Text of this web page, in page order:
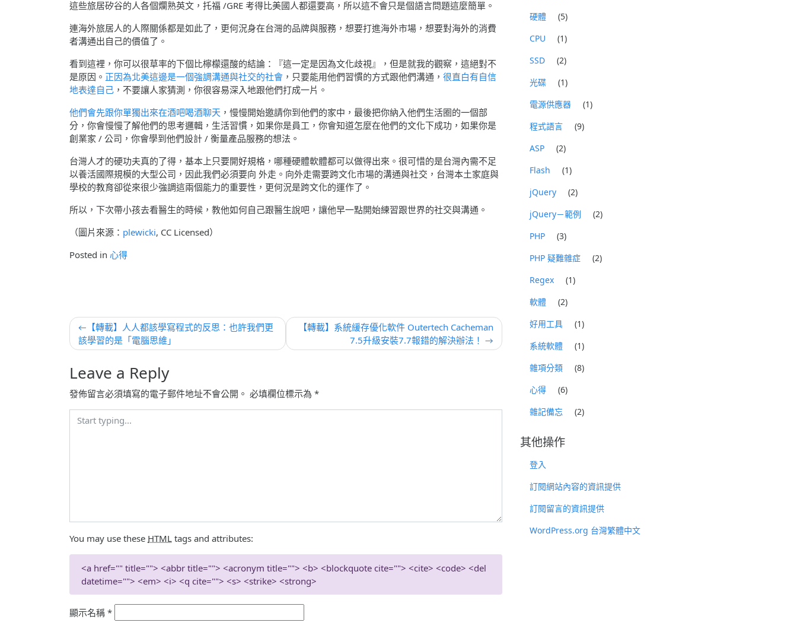
這些旅居矽谷的人各個爛熟英文，托福 /GRE 考得比美國人都還要高，所以這不會只是個語言問題這麼簡單。
連海外旅居人的人際關係都是如此了，更何況身在台灣的品牌與服務，想要打進海外市場，想要對海外的消費
者溝通出自己的價值了。
看到這裡，你可以很草率的下個比檸檬還酸的結論：『這一定是因為文化歧視』，但是就我的觀察，這絕對不
是原因。 正因為北美這邊是一個強調溝通與社交的社會 ，只要能用他們習慣的方式跟他們溝通， 很直白有自信
地表達自己 ，不要讓人家猜測，你很容易深入地跟他們打成一片。
他們會先跟你單獨出來在酒吧喝酒聊天 ，慢慢開始邀請你到他們的家中，最後把你納入他們生活圈的一個部
分，你會慢慢了解他們的思考邏輯，生活習慣，如果你是員工，你會知道怎麼在他們的文化下成功，如果你是
創業家 / 公司，你會學到他們設計 / 衡量產品服務的想法。
台灣人才的硬功夫真的了得，基本上只要開好規格，哪種硬體軟體都可以做得出來。很可惜的是台灣內需不足
以養活國際規模的大型公司，因此我們必須要向 外走。向外走需要跨文化市場的溝通與社交，台灣本土家庭與
學校的教育卻從來很少強調這兩個能力的重要性，更何況是跨文化的運作了。
所以，下次帶小孩去看醫生的時候，教他如何自己跟醫生說吧，讓他早一點開始練習跟世界的社交與溝通。
（圖片來源： plewicki, CC Licensed）
Posted in 心得
文
章
導
覽
【轉載】人人都該學寫程式的反思：也許我們更
該學習的是「電腦思維」
【轉載】系統緩存優化軟件 Outertech Cacheman
7.5升級安裝7.7報錯的解決辦法！
Leave a Reply
發佈留言必須填寫的電子郵件地址不會公開。 必填欄位標示為 *
You may use these HTML tags and attributes:
<a href="" title=""> <abbr title=""> <acronym title=""> <b> <blockquote cite=""> <cite> <code> <del
datetime=""> <em> <i> <q cite=""> <s> <strike> <strong>
顯示名稱 *
硬體
(5)
CPU
(1)
SSD
(2)
光碟
(1)
電源供應器
(1)
程式語言
(9)
ASP
(2)
Flash
(1)
jQuery
(2)
jQuery－範例
(2)
PHP
(3)
PHP 疑難雜症
(2)
Regex
(1)
軟體
(2)
好用工具
(1)
系統軟體
(1)
雜項分類
(8)
心得
(6)
雜記備忘
(2)
其他操作
登入
訂閱網站內容的資訊提供
訂閱留言的資訊提供
WordPress.org 台灣繁體中文